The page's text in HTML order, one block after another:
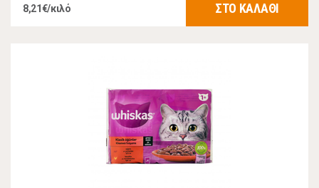
8,21€/κιλό ΣΤΟ ΚΑΛΑΘΙ